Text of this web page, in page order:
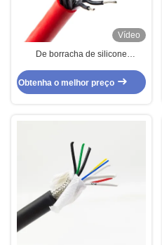
Vídeo
De borracha de silicone
do sensor isolado revestiu
Obtenha o melhor preço